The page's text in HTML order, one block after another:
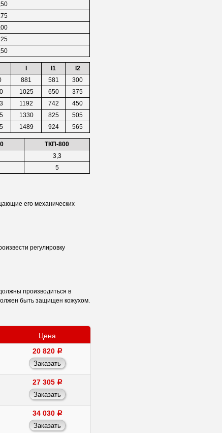
l1
l2
881 581
300
1025 650
375
1192 742
450
1330 825
505
1489 924 565
ТКП-800
3,3
5
его механических
регулировку
производиться в
быть защищен кожухом.
Цена
20 820 a
27 305 a
34 030 a